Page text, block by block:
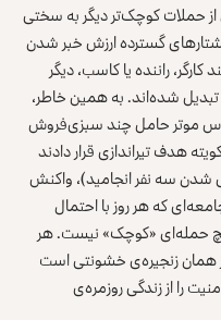
از حملات کوچک‌تر دیگر به‌ سختی
گسترده ارزش خبر شدن
راننده یا کاسب، دیگر
تبدیل شده‌اند. به همین خاطر،
مسلح ناشناس موتر حامل چند سبزی‌فروش
هدف تیراندازی قرار دادند
سه نفر انجامید)، واکنش
که هر روز با احتمال
حمله‌ای «کوچک» نیست. هر
همان زنجیره‌ی خشونتی است
را از زندگی روزمره‌ی